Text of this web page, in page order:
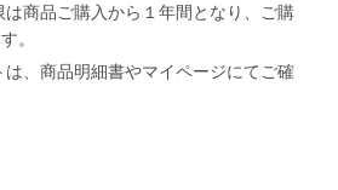
は商品ご購入から１年間となり、ご購
。
、商品明細書やマイページにてご確